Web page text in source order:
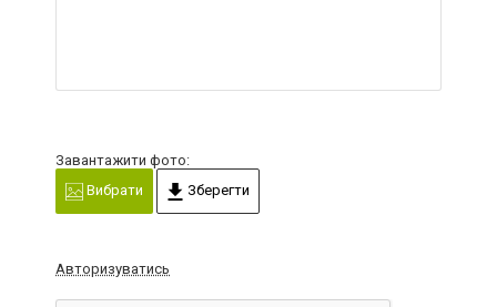
Завантажити фото:
Вибрати
Зберегти
Авторизуватись